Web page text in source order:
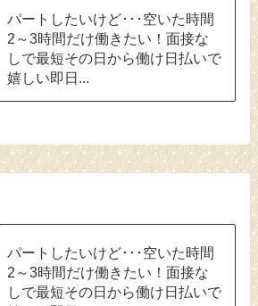
パートしたいけど･･･空いた時間
2～3時間だけ働きたい！面接な
しで最短その日から働け日払いで
嬉しい即日...
パートしたいけど･･･空いた時間
2～3時間だけ働きたい！面接な
しで最短その日から働け日払いで